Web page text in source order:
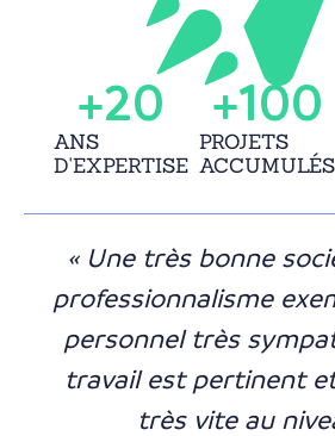
ANS
D'EXPERTISE
+20
PROJETS
ACCUMULÉS
+100
« Une très bonne
professionnalisme
personnel très
travail est pertinent
très vite au